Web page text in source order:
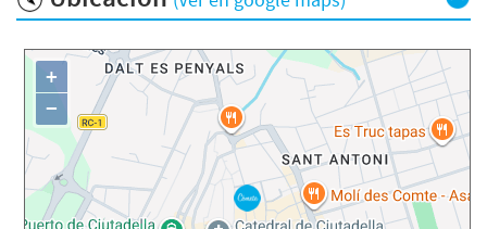
+
−